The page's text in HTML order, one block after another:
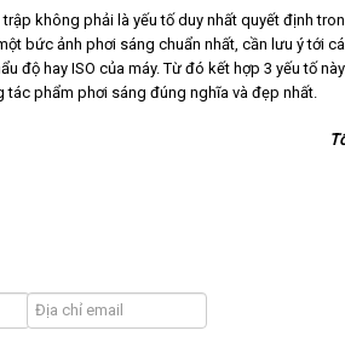
trập không phải là yếu tố duy nhất quyết định
bức ảnh phơi sáng chuẩn nhất, cần lưu ý tới
độ hay ISO của máy. Từ đó kết hợp 3 yếu tố
tác phẩm phơi sáng đúng nghĩa và đẹp nhất.